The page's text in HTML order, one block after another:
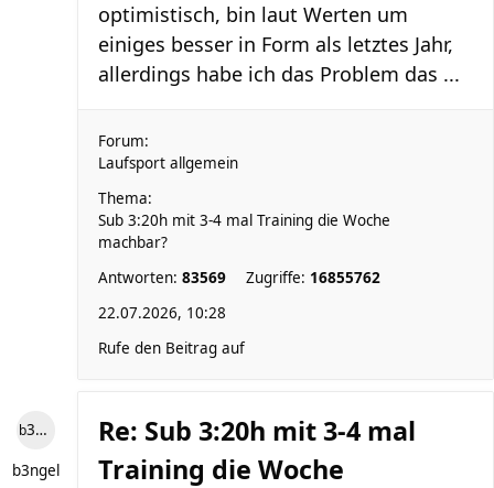
optimistisch, bin laut Werten um
einiges besser in Form als letztes Jahr,
allerdings habe ich das Problem das ...
Forum:
Laufsport allgemein
Thema:
Sub 3:20h mit 3-4 mal Training die Woche
machbar?
Antworten: 83569 Zugriffe: 16855762
22.07.2026, 10:28
Rufe den Beitrag auf
b3ngel
b3ngel
Re: Sub 3:20h mit 3-4 mal
Training die Woche